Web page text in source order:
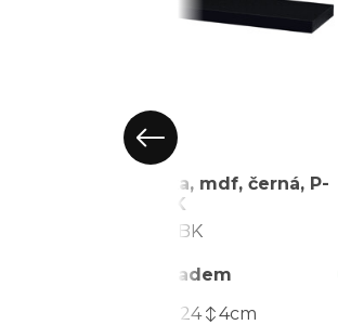
Polička, mdf, černá, P-
001 BK
P-001 BK
Skladem
24 4cm